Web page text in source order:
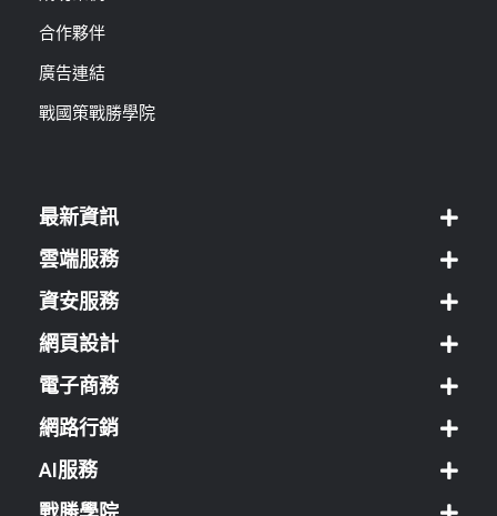
合作夥伴
廣告連結
戰國策戰勝學院
最新資訊
雲端服務
資安服務
網頁設計
電子商務
網路行銷
AI服務